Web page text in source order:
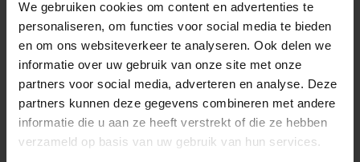
We gebruiken cookies om content en advertenties te
personaliseren, om functies voor social media te bieden
en om ons websiteverkeer te analyseren. Ook delen we
informatie over uw gebruik van onze site met onze
partners voor social media, adverteren en analyse. Deze
partners kunnen deze gegevens combineren met andere
informatie die u aan ze heeft verstrekt of die ze hebben
verzameld op basis van uw gebruik van hun services.
ÄHNLICHE PRODUKTE